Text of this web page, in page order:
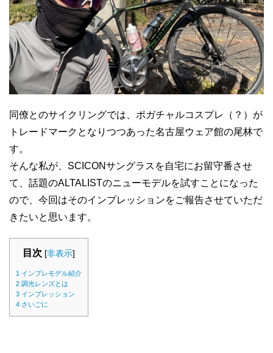
同僚とのサイクリングでは、ポガチャルコスプレ（？）が
トレードマークとなりつつあった名古屋ウェア館の尾林で
す。
そんな私が、SCICONサングラスを自宅にお留守番させ
て、話題のALTALISTのニューモデルを試すことになった
ので、今回はそのインプレッションをご報告させていただ
きたいと思います。
目次 [非表示]
1 インプレモデル紹介
2 調光レンズとは
3 インプレッション
4 さいごに